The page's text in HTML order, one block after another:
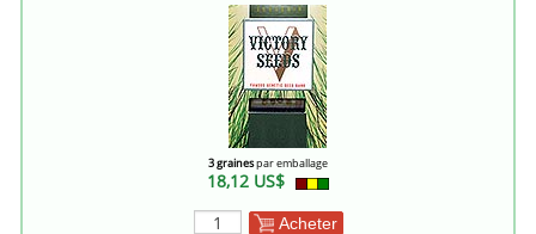
3 grainespar emballage
18,12 US$
Acheter